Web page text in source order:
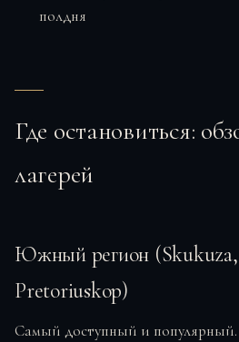
полдня
Где остановиться:
лагерей
Южный регион (Skukuza,
Pretoriuskop)
Самый доступный и